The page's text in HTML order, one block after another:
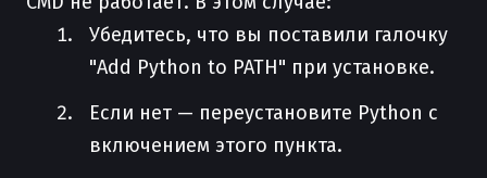
Убедитесь, что вы поставили галочку
"Add Python to PATH" при установке.
Если нет — переустановите Python с
включением этого пункта.